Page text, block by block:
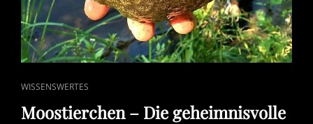
CAT
LINKS
WISSENSWERTES
Moostierchen – Die geheimnisvolle